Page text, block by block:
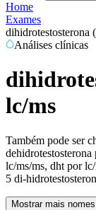
Home
Exames
dihidrotestosterona
Análises clínicas
lc/ms
Também pode ser
lc/ms/ms, dht por
5 di-
Mostrar mais nomes